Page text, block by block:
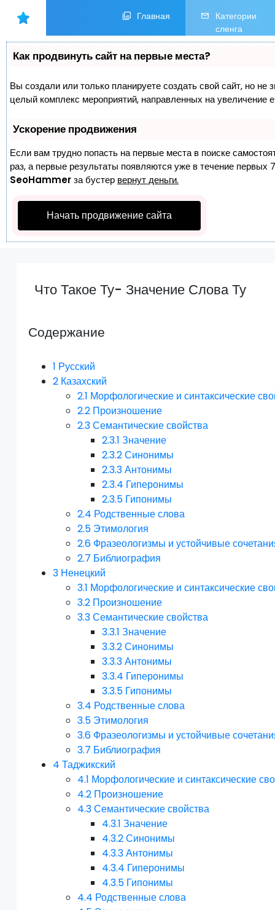
Главная
Категории
сленга
Как продвинуть сайт на первые места?
Вы создали или только планируете создать свой сайт, но не
целый комплекс мероприятий, направленных на увеличение
Ускорение продвижения
Если вам трудно попасть на первые места в поиске
раз, а первые результаты появляются уже в течение первых
SeoHammerза бустер вернут деньги.
Начать продвижение сайта
Что Такое Ту- Значение Слова Ту
Содержание
1 Русский
2 Казахский
2.1 Морфологические и синтаксические
2.2 Произношение
2.3Семантические свойства
2.3.1 Значение
2.3.2Синонимы
2.3.3Антонимы
2.3.4 Гиперонимы
2.3.5 Гипонимы
2.4 Родственные слова
2.5 Этимология
2.6 Фразеологизмы и устойчивые
2.7 Библиография
3 Ненецкий
3.1 Морфологические и синтаксические
3.2 Произношение
3.3Семантические свойства
3.3.1 Значение
3.3.2Синонимы
3.3.3Антонимы
3.3.4 Гиперонимы
3.3.5 Гипонимы
3.4 Родственные слова
3.5 Этимология
3.6 Фразеологизмы и устойчивые
3.7 Библиография
4 Таджикский
4.1 Морфологические и синтаксические
4.2 Произношение
4.3Семантические свойства
4.3.1 Значение
4.3.2Синонимы
4.3.3Антонимы
4.3.4 Гиперонимы
4.3.5 Гипонимы
4.4 Родственные слова